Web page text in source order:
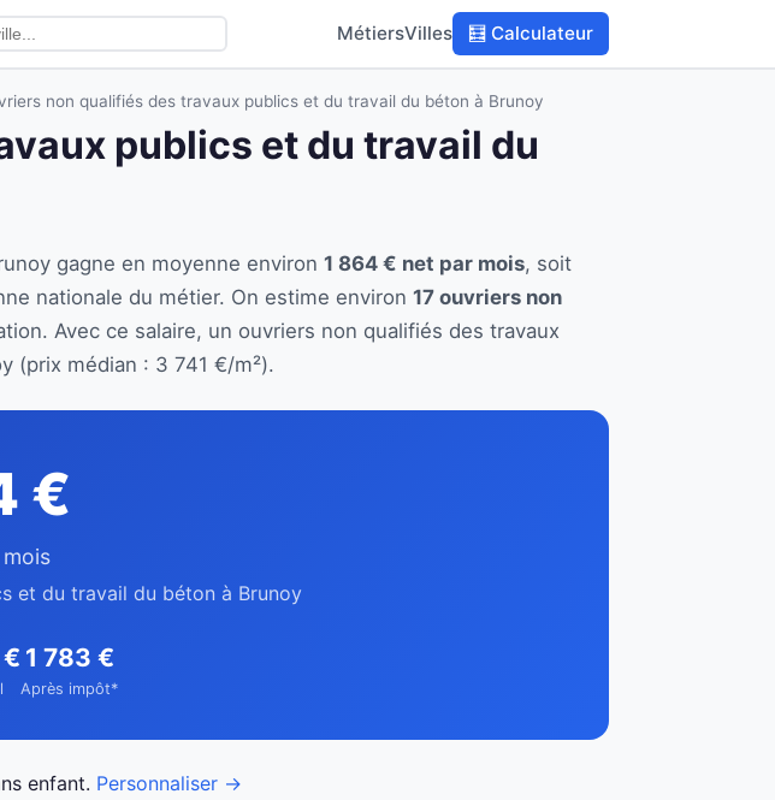
MétiersVilles 🧮 Calculateur
non qualifiés des travaux publics et du travail du béton à Brunoy
publics et du travail du
gagne en moyenne environ 1 864 € net par mois, soit
nationale du métier. On estime environ 17 ouvriers non
Avec ce salaire, un ouvriers non qualifiés des travaux
(prix médian : 3 741 €/m²).
€
et du travail du béton à Brunoy
1 783 €
Après impôt*
enfant. Personnaliser →